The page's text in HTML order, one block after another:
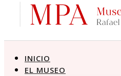
INICIO
EL MUSEO